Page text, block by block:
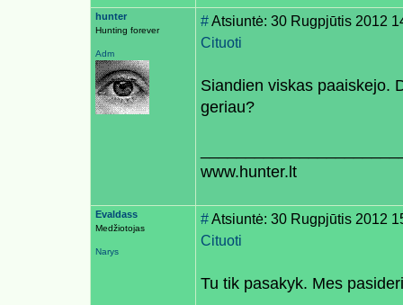
hunter
Hunting forever
Adm
#Atsiuntė: 30 Rugpjūtis 2012
Cituoti
Siandien viskas paaiskejo.
geriau?
www.hunter.lt
Evaldass
Medžiotojas
Narys
#Atsiuntė: 30 Rugpjūtis 2012
Cituoti
Tu tik pasakyk. Mes